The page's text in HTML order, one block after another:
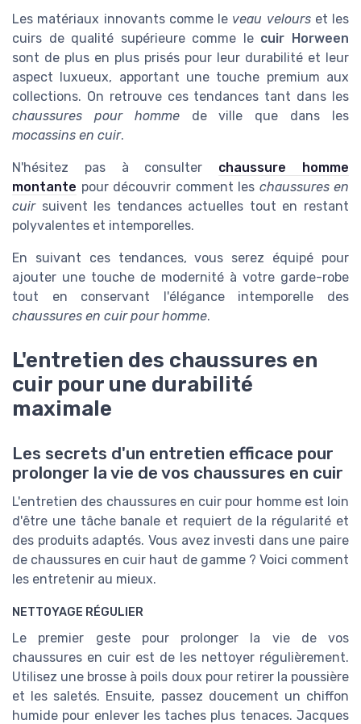
Les matériaux innovants comme le veau velourset les
cuirs de qualité supérieure comme le cuir Horween
sont de plus en plus prisés pour leur durabilité et leur
aspect luxueux, apportant une touche premium aux
collections. On retrouve ces tendances tant dans les
chaussures pour hommede ville que dans les
mocassins en cuir.
N'hésitez pas à consulter chaussure homme
montante pour découvrir comment les chaussures en
cuirsuivent les tendances actuelles tout en restant
polyvalentes et intemporelles.
En suivant ces tendances, vous serez équipé pour
ajouter une touche de modernité à votre garde-robe
tout en conservant l'élégance intemporelle des
chaussures en cuir pour homme.
L'entretien des chaussures en
cuir pour une durabilité
maximale
Les secrets d'un entretien efficace pour
prolonger la vie de vos chaussures en cuir
L'entretien des chaussures en cuir pour homme est loin
d'être une tâche banale et requiert de la régularité et
des produits adaptés. Vous avez investi dans une paire
de chaussures en cuir haut de gamme ? Voici comment
les entretenir au mieux.
NETTOYAGE RÉGULIER
Le premier geste pour prolonger la vie de vos
chaussures en cuir est de les nettoyer régulièrement.
Utilisez une brosse à poils doux pour retirer la poussière
et les saletés. Ensuite, passez doucement un chiffon
humide pour enlever les taches plus tenaces. Jacques